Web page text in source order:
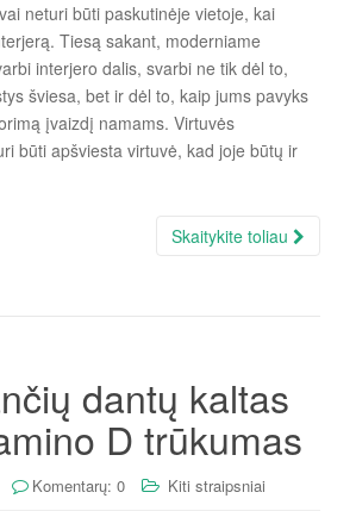
neturi būti paskutinėje vietoje, kai
Tiesą sakant, moderniame
interjero dalis, svarbi ne tik dėl to,
šviesa, bet ir dėl to, kaip jums pavyks
įvaizdį namams. Virtuvės
būti apšviesta virtuvė, kad joje būtų ir
Skaitykite toliau
dantų kaltas
D trūkumas
Komentarų: 0 Kiti straipsniai